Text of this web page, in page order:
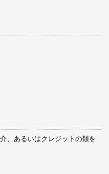
、あるいはクレジットの類を